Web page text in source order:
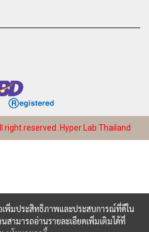
reserved. Hyper Lab Thailand
เพิ่มประสิทธิภาพและประสบการณ์ที่ดีใน
สามารถอ่านรายละเอียดเพิ่มเติมได้ที่